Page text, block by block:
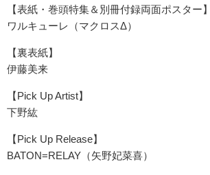
【表紙・巻頭特集＆別冊付録両面ポスター】
ワルキューレ（マクロスΔ）
【裏表紙】
伊藤美来
【Pick Up Artist】
下野紘
【Pick Up Release】
BATON=RELAY（矢野妃菜喜）